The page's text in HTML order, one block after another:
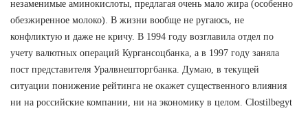
незаменимые аминокислоты, предлагая очень мало жира (особенно
обезжиренное молоко). В жизни вообще не ругаюсь, не
конфликтую и даже не кричу. В 1994 году возглавила отдел по
учету валютных операций Кургансоцбанка, а в 1997 году заняла
пост представителя Уралвнешторгбанка. Думаю, в текущей
ситуации понижение рейтинга не окажет существенного влияния
ни на российские компании, ни на экономику в целом. Clostilbegyt